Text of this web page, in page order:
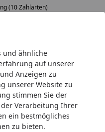
und ähnliche
auf unserer
Anzeigen zu
unserer Website zu
stimmen Sie der
der Verarbeitung Ihrer
ein bestmögliches
zu bieten.
(10 Zahlarten)
3 mm Pellets - 1 l
Color Menu 3